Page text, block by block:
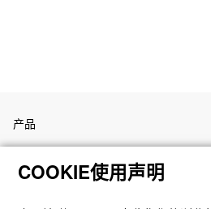
产品
客户支持
COOKIE使用声明